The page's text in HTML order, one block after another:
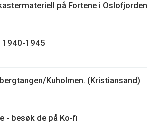
på Fortene i Oslofjorden
1940-1945
Kuholmen. (Kristiansand)
- besøk de på Ko-fi